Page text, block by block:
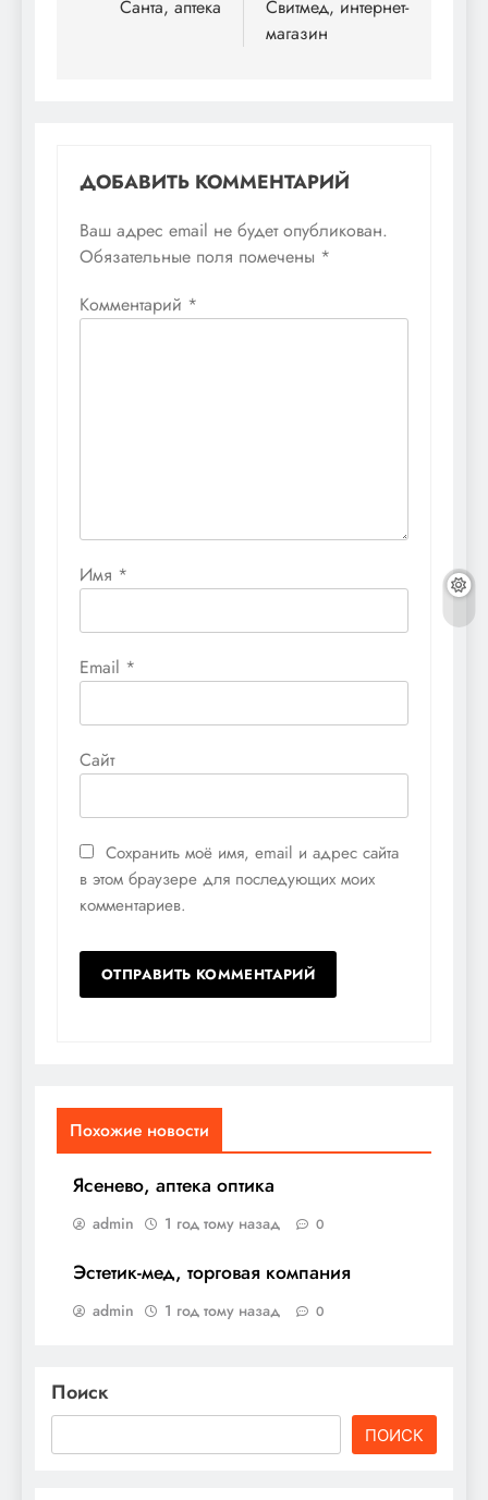
Санта, аптека
Свитмед, интернет-
магазин
ДОБАВИТЬ КОММЕНТАРИЙ
Ваш адрес email не будет опубликован.
Обязательные поля помечены *
Комментарий *
Имя *
Email *
Сайт
Сохранить моё имя, email и адрес сайта
в этом браузере для последующих моих
комментариев.
Похожие новости
Ясенево, аптека оптика
admin 1 год тому назад 0
Эстетик-мед, торговая компания
admin 1 год тому назад 0
Поиск
ПОИСК